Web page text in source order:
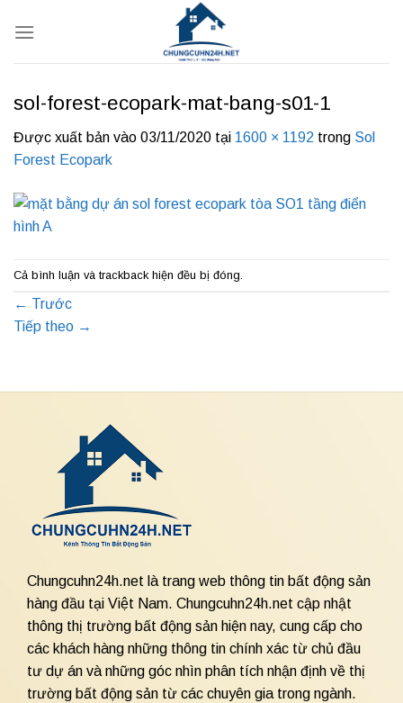
qua
sol-forest-ecopark-mat-bang-s01-1
Được xuất bản vào 03/11/2020 tại 1600 × 1192 trong Sol
Forest Ecopark
Cả bình luận và trackback hiện đều bị đóng.
← Trước
Tiếp theo →
Chungcuhn24h.net là trang web thông tin bất động sản
hàng đầu tại Việt Nam. Chungcuhn24h.net cập nhật
thông thị trường bất động sản hiện nay, cung cấp cho
các khách hàng những thông tin chính xác từ chủ đầu
tư dự án và những góc nhìn phân tích nhận định về thị
trường bất động sản từ các chuyên gia trong ngành.